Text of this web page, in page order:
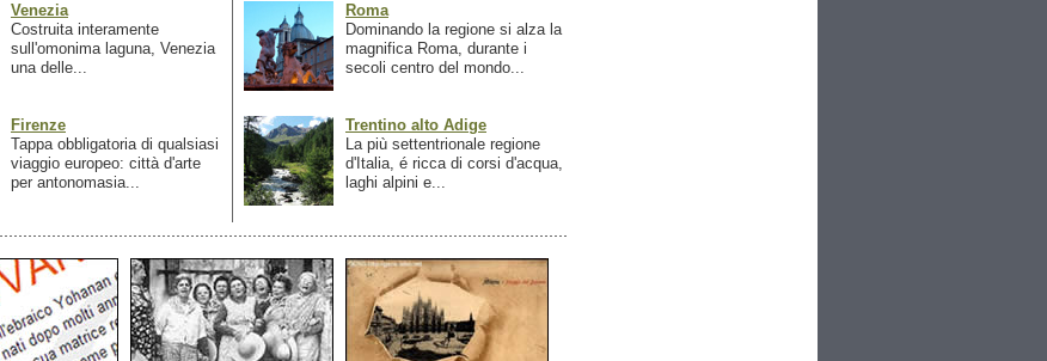
Venezia
Costruita interamente
sull'omonima laguna, Venezia
una delle...
Firenze
Tappa obbligatoria di qualsiasi
viaggio europeo: città d'arte
per antonomasia...
Roma
Dominando la regione si alza la
magnifica Roma, durante i
secoli centro del mondo...
Trentino alto Adige
La più settentrionale regione
d'Italia, é ricca di corsi d'acqua,
laghi alpini e...